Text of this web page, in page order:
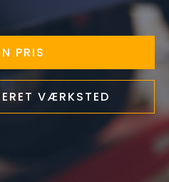
PRIS
VÆRKSTED